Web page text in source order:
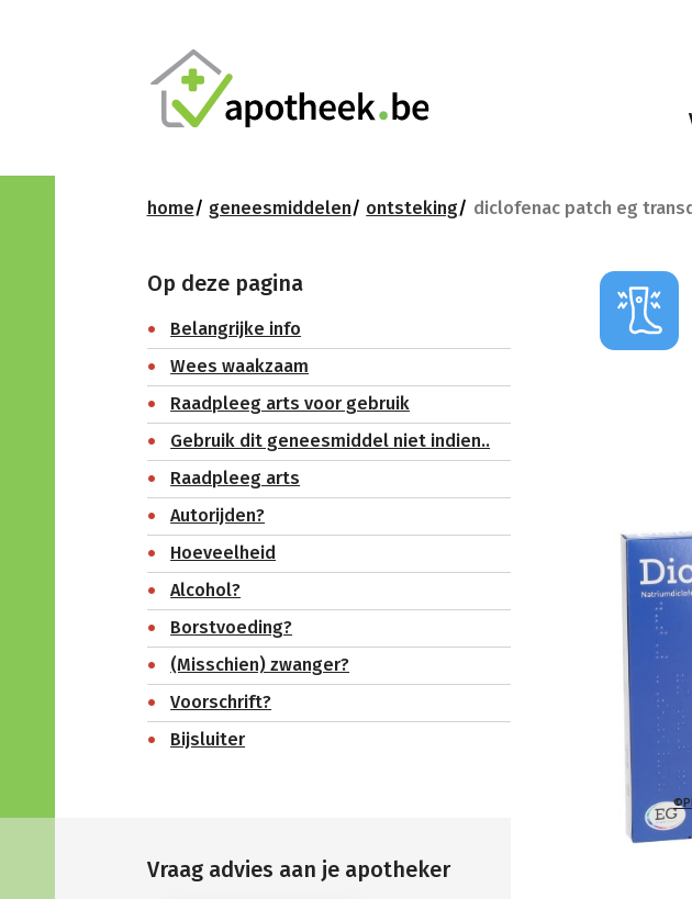
home geneesmiddelen ontsteking diclofenac patch eg
Vraag advies aan je apotheker
Op deze pagina
Belangrijke info
Wees waakzaam
Raadpleeg arts voor gebruik
Gebruik dit geneesmiddel niet indien..
Raadpleeg arts
Autorijden?
Hoeveelheid
Alcohol?
Borstvoeding?
(Misschien) zwanger?
Voorschrift?
Bijsluiter